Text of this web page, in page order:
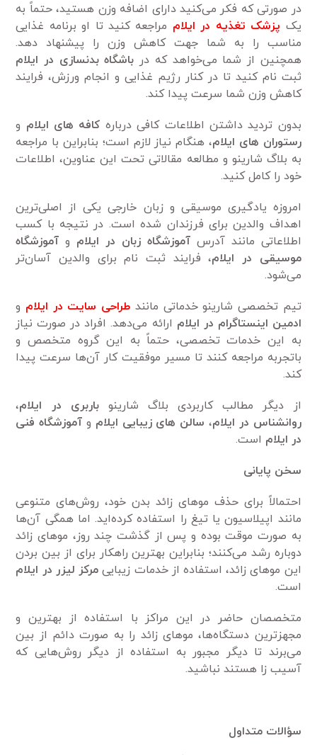
در صورتی که فکر می‌کنید دارای اضافه وزن هستید، حتماً به
یک پزشک تغذیه در ایلام مراجعه کنید تا او برنامه غذایی
مناسب را به شما جهت کاهش وزن را پیشنهاد دهد.
همچنین از شما می‌خواهد که در باشگاه بدنسازی در ایلام
ثبت نام کنید تا در کنار رژیم غذایی و انجام ورزش، فرایند
کاهش وزن شما سرعت پیدا کند.
بدون تردید داشتن اطلاعات کافی درباره کافه ‌های ایلام و
رستوران ‌های ایلام، هنگام نیاز لازم است؛ بنابراین با مراجعه
به بلاگ شارینو و مطالعه مقالاتی تحت این عناوین، اطلاعات
خود را کامل کنید.
امروزه یادگیری موسیقی و زبان خارجی یکی از اصلی‌ترین
اهداف والدین برای فرزندان شده است. در نتیجه با کسب
اطلاعاتی مانند آدرسآموزشگاه زبان در ایلام و آموزشگاه
موسیقی در ایلام، فرایند ثبت نام برای والدین آسان‌تر
می‌شود.
تیم تخصصی شارینو خدماتی مانند طراحی سایت در ایلام و
ادمین اینستاگرام در ایلام ارائه می‌دهد. افراد در صورت نیاز
به این خدمات تخصصی، حتماً به این گروه متخصص و
باتجربه مراجعه کنند تا مسیر موفقیت کار آن‌ها سرعت پیدا
کند.
از دیگر مطالب کاربردی بلاگ شارینوباربری در ایلام،
روانشناس در ایلام، سالن ‌های زیبایی ایلام و آموزشگاه فنی
در ایلام است.
سخن پایانی
احتمالاً برای حذف مو‌های زائد بدن خود، روش‌های متنوعی
مانند اپیلاسیون یا تیغ را استفاده کرده‌اید. اما همگی آن‌ها
به صورت موقت بوده و پس از گذشت چند روز، مو‌های زائد
دوباره رشد می‌کنند؛ بنابراین بهترین راهکار برای از بین بردن
این مو‌های زائد، استفاده از خدمات زیبایی مرکز لیزر در ایلام
است.
متخصصان حاضر در این مراکز با استفاده از بهترین و
مجهز‌ترین دستگاه‌ها، مو‌های زائد را به صورت دائم از بین
می‌برند تا دیگر مجبور به استفاده از دیگر روش‌هایی که
آسیب زا هستند نباشید.
سؤالات متداول